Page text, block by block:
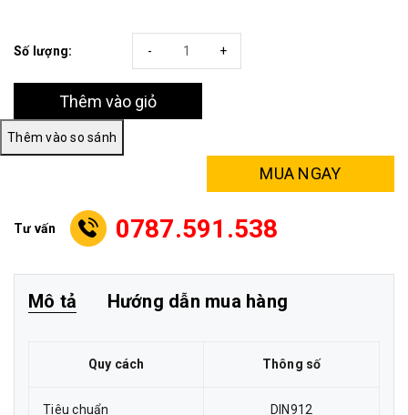
Số lượng: +
-
Thêm vào giỏ
MUA NGAY
Tư vấn 0787.591.538
Mô tả Hướng dẫn mua hàng
Quy cách Thông số
Tiêu chuẩn DIN912